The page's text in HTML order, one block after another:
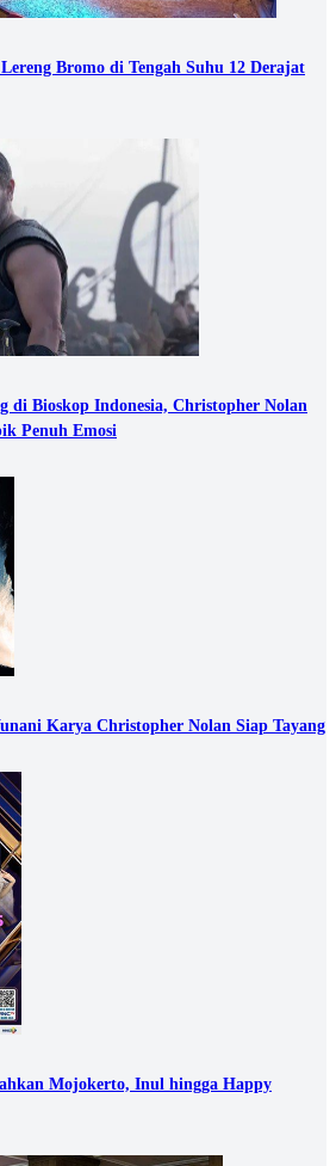
Bromo di Tengah Suhu 12 Derajat
di Bioskop Indonesia, Christopher Nolan
Penuh Emosi
Karya Christopher Nolan Siap Tayang
Mojokerto, Inul hingga Happy